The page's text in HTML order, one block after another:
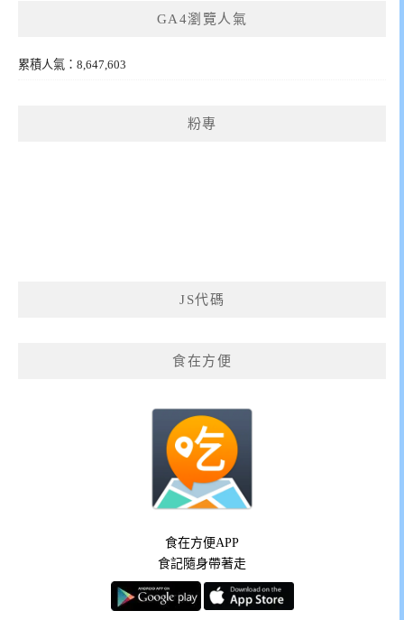
GA4瀏覽人氣
累積人氣：8,647,603
粉專
JS代碼
食在方便
食在方便APP
食記隨身帶著走